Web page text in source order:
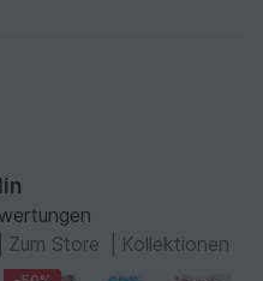
Zum Store Kollektionen